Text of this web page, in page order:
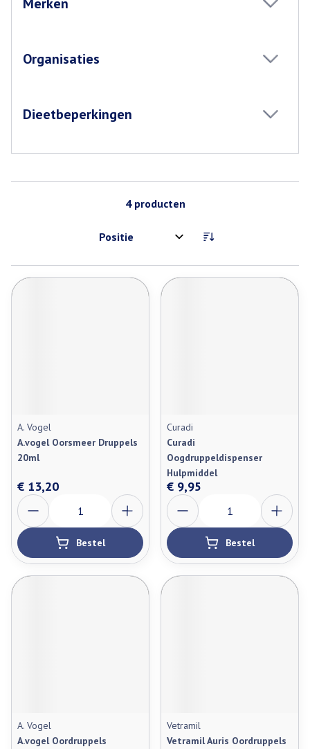
Organisaties
Dieetbeperkingen
4producten
Sorteer op:
A. Vogel
A.vogel Oorsmeer Druppels
20ml
€ 13,20
Aantal
Bestel
Curadi
Curadi
Oogdruppeldispenser
Hulpmiddel
€ 9,95
Aantal
Bestel
A. Vogel
A.vogel Oordruppels
Vetramil
Vetramil Auris Oordruppels